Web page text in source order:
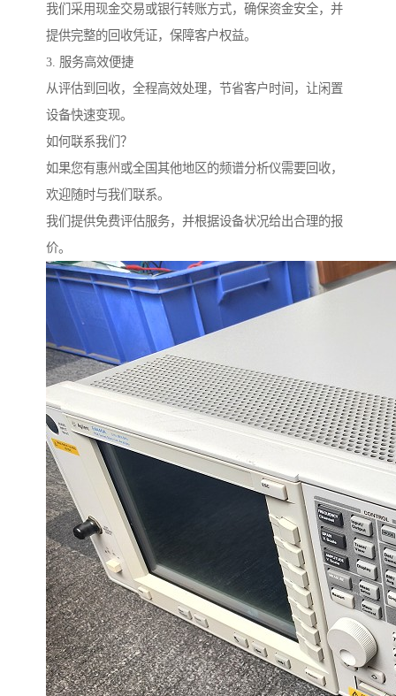
我们采用现金交易或银行转账方式，确保资金安全，并
提供完整的回收凭证，保障客户权益。
3. 服务高效便捷
从评估到回收，全程高效处理，节省客户时间，让闲置
设备快速变现。
如何联系我们？
如果您有惠州或全国其他地区的频谱分析仪需要回收，
欢迎随时与我们联系。
我们提供免费评估服务，并根据设备状况给出合理的报
价。